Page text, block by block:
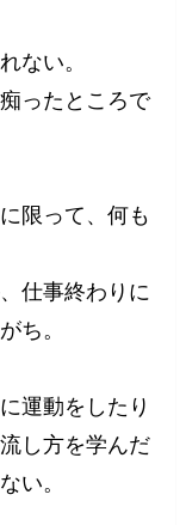
ない。
ったところで
限って、何も
仕事終わりに
ち。
運動をしたり
し方を学んだ
い。